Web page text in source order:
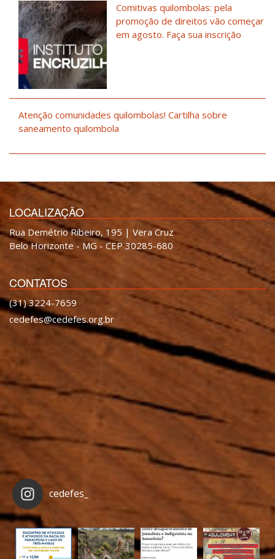
Comitivas quilombolas: pela
promoção de direitos vão começar
em agosto. Faça sua inscrição
Atenção comunidades quilombolas! Cartilha sobre
saneamento quilombola
LOCALIZAÇÃO
Rua Demétrio Ribeiro, 195 | Vera Cruz
Belo Horizonte - MG - CEP 30285-680
CONTATOS
(31) 3224-7659
cedefes@cedefes.org.br
cedefes_